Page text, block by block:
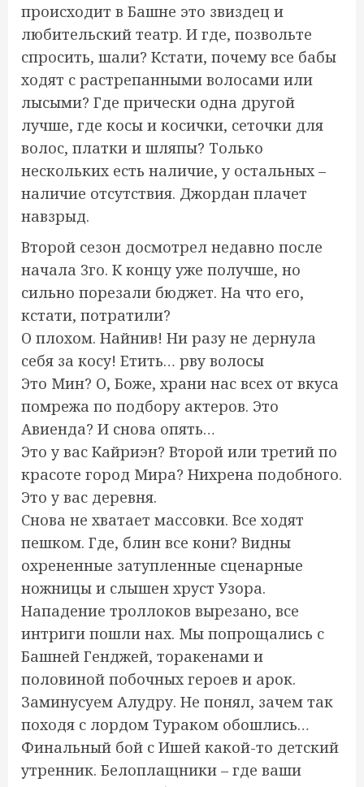
происходит в Башне это звиздец и
любительский театр. И где, позвольте
спросить, шали? Кстати, почему все бабы
ходят с растрепанными волосами или
лысыми? Где прически одна другой
лучше, где косы и косички, сеточки для
волос, платки и шляпы? Только
нескольких есть наличие, у остальных –
наличие отсутствия. Джордан плачет
навзрыд.
Второй сезон досмотрел недавно после
начала 3го. К концу уже получше, но
сильно порезали бюджет. На что его,
кстати, потратили?
О плохом. Найнив! Ни разу не дернула
себя за косу! Етить… рву волосы
Это Мин? О, Боже, храни нас всех от вкуса
помрежа по подбору актеров. Это
Авиенда? И снова опять…
Это у вас Кайриэн? Второй или третий по
красоте город Мира? Нихрена подобного.
Это у вас деревня.
Снова не хватает массовки. Все ходят
пешком. Где, блин все кони? Видны
охрененные затупленные сценарные
ножницы и слышен хруст Узора.
Нападение троллоков вырезано, все
интриги пошли нах. Мы попрощались с
Башней Генджей, торакенами и
половиной побочных героев и арок.
Заминусуем Алудру. Не понял, зачем так
походя с лордом Тураком обошлись…
Финальный бой с Ишей какой-то детский
утренник. Белоплащники – где ваши